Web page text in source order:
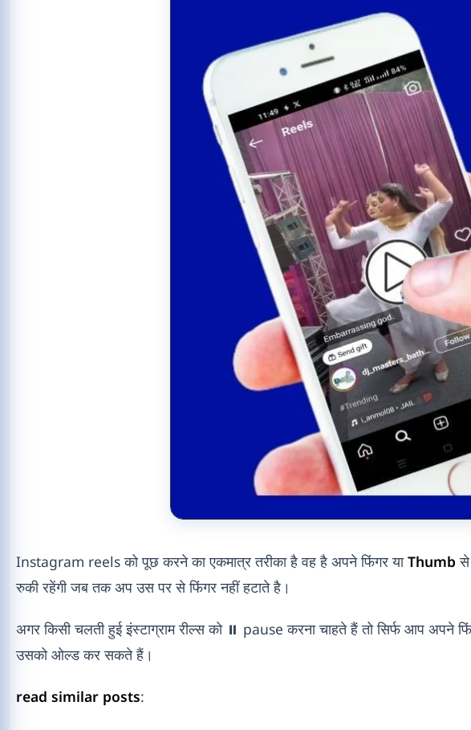
Instagram reels को पूछ करने का एकमात्र तरीका है वह है अपने फिंगर याThumb से
रुकी रहेंगी जब तक अप उस पर से फिंगर नहीं हटाते है।
अगर किसी चलती हुई इंस्टाग्राम रील्स को ⏸️ pause करना चाहते हैं तो सिर्फ आप
उसको ओल्ड कर सकते हैं।
read similar posts: